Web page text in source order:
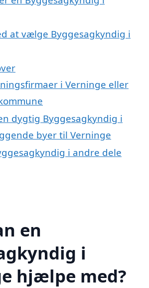
at vælge Byggesagkyndig i
i Verninge eller
dygtig Byggesagkyndig i
byer til Verninge
i andre dele
en
i
hjælpe med?